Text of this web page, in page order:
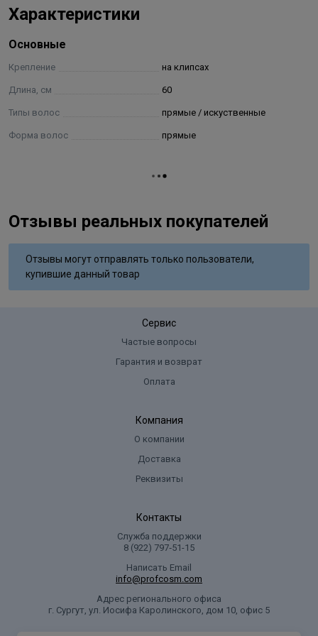
Характеристики
Основные
Крепление на клипсах
Длина, см 60
Типы волос прямые / искуственные
Форма волос прямые
Отзывы реальных покупателей
Отзывы могут отправлять только пользователи,
купившие данный товар
Сервис
Частые вопросы
Гарантия и возврат
Оплата
Компания
О компании
Доставка
Реквизиты
Контакты
Служба поддержки
8 (922) 797‑51-15
Написать Email
info@profcosm.com
Адрес регионального офиса
г. Сургут, ул. Иосифа Каролинского, дом 10, офис 5